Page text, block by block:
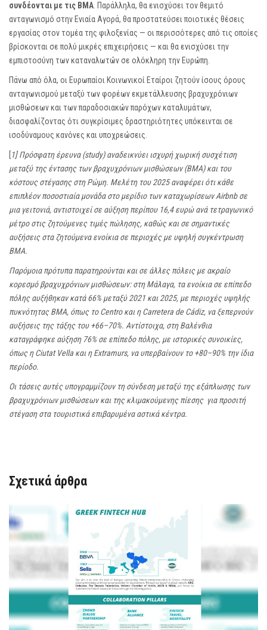
συνδέονται με τις ΒΜΑ . Παράλληλα, θα ενισχύσει τον θεμιτό
ανταγωνισμό στην Ενιαία Αγορά, θα προστατεύσει ποιοτικές θέσεις
εργασίας στον τομέα της φιλοξενίας — οι περισσότερες από τις οποίες
βρίσκονται σε πολύ μικρές επιχειρήσεις — και θα ενισχύσει την
εμπιστοσύνη των καταναλωτών σε ολόκληρη την Ευρώπη.
Πάνω από όλα, οι Ευρωπαίοι Κοινωνικοί Εταίροι ζητούν ίσους όρους
ανταγωνισμού μεταξύ των φορέων εκμετάλλευσης βραχυχρόνιων
μισθώσεων και των παραδοσιακών παρόχων καταλυμάτων,
διασφαλίζοντας ότι συγκρίσιμες δραστηριότητες υπόκεινται σε
ισοδύναμους κανόνες και υποχρεώσεις.
1]Πρόσφατη έρευνα (study) αναδεικνύει ισχυρή χωρική συσχέτιση
μεταξύ της έντασης των βραχυχρόνιων μισθώσεων (ΒΜΑ) και του
κόστους στέγασης στη Ρώμη. Μελέτη του 2025 αναφέρει ότι κάθε
επιπλέον ποσοστιαία μονάδα στο μερίδιο των καταχωρίσεων Airbnb σε
μια γειτονιά, αντιστοιχεί σε αύξηση περίπου 16,4 ευρώ ανά τετραγωνικό
μέτρο στις ζητούμενες τιμές πώλησης, καθώς και σε σημαντικές
αυξήσεις στα ζητούμενα ενοίκια σε περιοχές με υψηλή συγκέντρωση
ΒΜΑ.
Παρόμοια πρότυπα παρατηρούνται και σε άλλες πόλεις με ακραίο
κορεσμό βραχυχρόνιων μισθώσεων: στη Μάλαγα, τα ενοίκια σε επίπεδο
πόλης αυξήθηκαν κατά 66% μεταξύ 2021 και 2025, με περιοχές υψηλής
πυκνότητας ΒΜΑ, όπως το Centro και η Carretera de Cádiz, να ξεπερνούν
αυξήσεις της τάξης του +66–70%. Αντίστοιχα, στη Βαλένθια
καταγράφηκε αύξηση 76% σε επίπεδο πόλης, με ιστορικές συνοικίες,
όπως η Ciutat Vella και η Extramurs, να υπερβαίνουν το +80–90% την ίδια
περίοδο.
Οι τάσεις αυτές υπογραμμίζουν τη σύνδεση μεταξύ της εξάπλωσης των
βραχυχρόνιων μισθώσεων και της κλιμακούμενης πίεσης για προσιτή
στέγαση στα τουριστικά επιβαρυμένα αστικά κέντρα.
Σχετικά άρθρα